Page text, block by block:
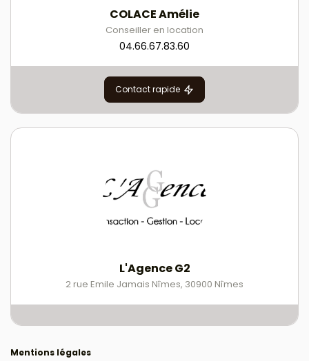
COLACE Amélie
Conseiller en location
04.66.67.83.60
Contact rapide
L'Agence G2
2 rue Emile Jamais Nîmes, 30900 Nîmes
Mentions légales